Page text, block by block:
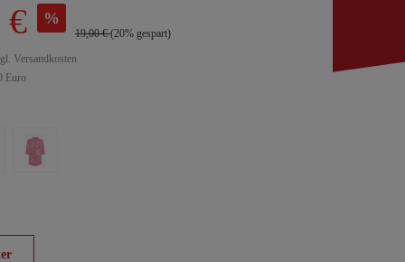
%
19,00 €(20% gespart)
Versandkosten
Euro